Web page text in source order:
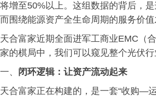
将增至50%以上。这组数据的背后，
而围绕能源资产全生命周期的服务价
天合富家近期全面进军工商业EMC（
家的棋局中，我们可以窥见整个光伏
一、
闭环逻辑：让资产流动起来
天合富家正在构建的，是一套“收购